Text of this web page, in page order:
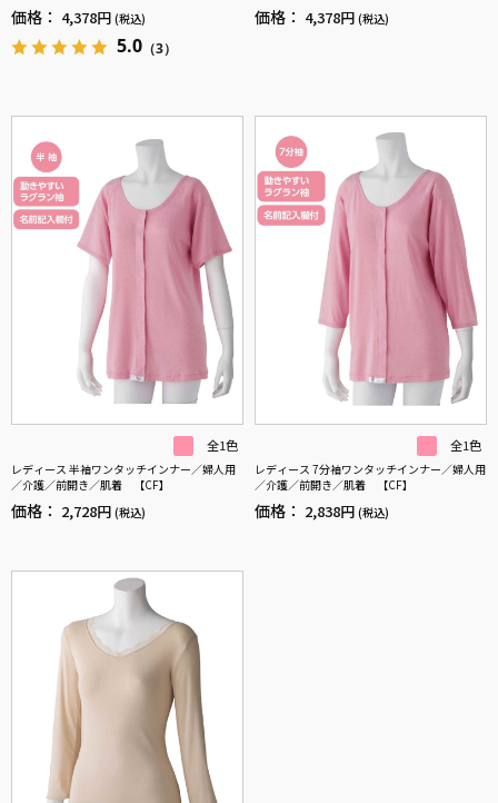
すい／ウエストゴム／敬老の日／ギフト／プ
レゼント 【CF】
価格： 4,378円 (税込)
5.0 （3）
ゴム 【CF】
価格： 4,378円 (税込)
全1色
レディース 半袖ワンタッチインナー／婦人用
／介護／前開き／肌着 【CF】
価格： 2,728円 (税込)
全1色
レディース 7分袖ワンタッチインナー／婦人用
／介護／前開き／肌着 【CF】
価格： 2,838円 (税込)